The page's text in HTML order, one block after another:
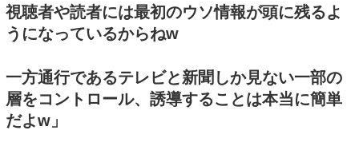
視聴者や読者には最初のウソ情報が頭に残るよ
うになっているからねw
一方通行であるテレビと新聞しか見ない一部の
層をコントロール、誘導することは本当に簡単
だよw」